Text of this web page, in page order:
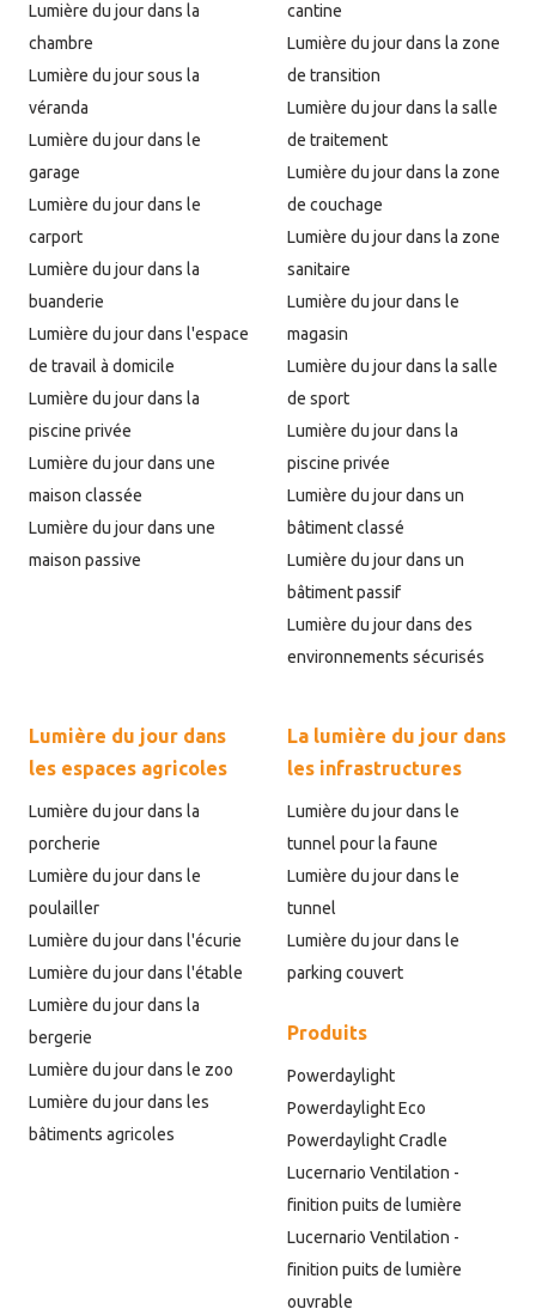
Lumière du jour dans la
chambre
Lumière du jour sous la
véranda
Lumière du jour dans le
garage
Lumière du jour dans le
carport
Lumière du jour dans la
buanderie
Lumière du jour dans l'espace
de travail à domicile
Lumière du jour dans la
piscine privée
Lumière du jour dans une
maison classée
Lumière du jour dans une
maison passive
cantine
Lumière du jour dans la zone
de transition
Lumière du jour dans la salle
de traitement
Lumière du jour dans la zone
de couchage
Lumière du jour dans la zone
sanitaire
Lumière du jour dans le
magasin
Lumière du jour dans la salle
de sport
Lumière du jour dans la
piscine privée
Lumière du jour dans un
bâtiment classé
Lumière du jour dans un
bâtiment passif
Lumière du jour dans des
environnements sécurisés
Lumière du jour dans
les espaces agricoles
Lumière du jour dans la
porcherie
Lumière du jour dans le
poulailler
Lumière du jour dans l'écurie
Lumière du jour dans l'étable
Lumière du jour dans la
bergerie
Lumière du jour dans le zoo
Lumière du jour dans les
bâtiments agricoles
La lumière du jour dans
les infrastructures
Lumière du jour dans le
tunnel pour la faune
Lumière du jour dans le
tunnel
Lumière du jour dans le
parking couvert
Produits
Powerdaylight
Powerdaylight Eco
Powerdaylight Cradle
Lucernario Ventilation -
finition puits de lumière
Lucernario Ventilation -
finition puits de lumière
ouvrable